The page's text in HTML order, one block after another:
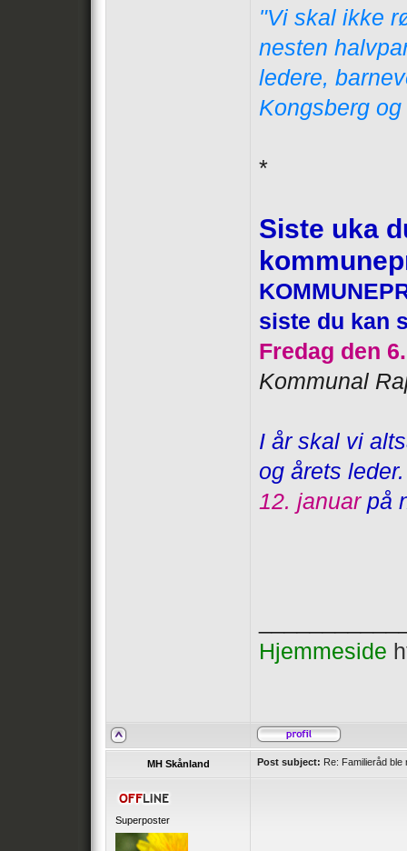
"Vi skal ikke
nesten
ledere,
Kongsberg
*
Siste uka
siste du kan
Fredag den
Kommunal
I år skal vi
og årets
12. januar på
Hjemmeside
MH Skånland Post subject: Re: Familieråd
Superposter